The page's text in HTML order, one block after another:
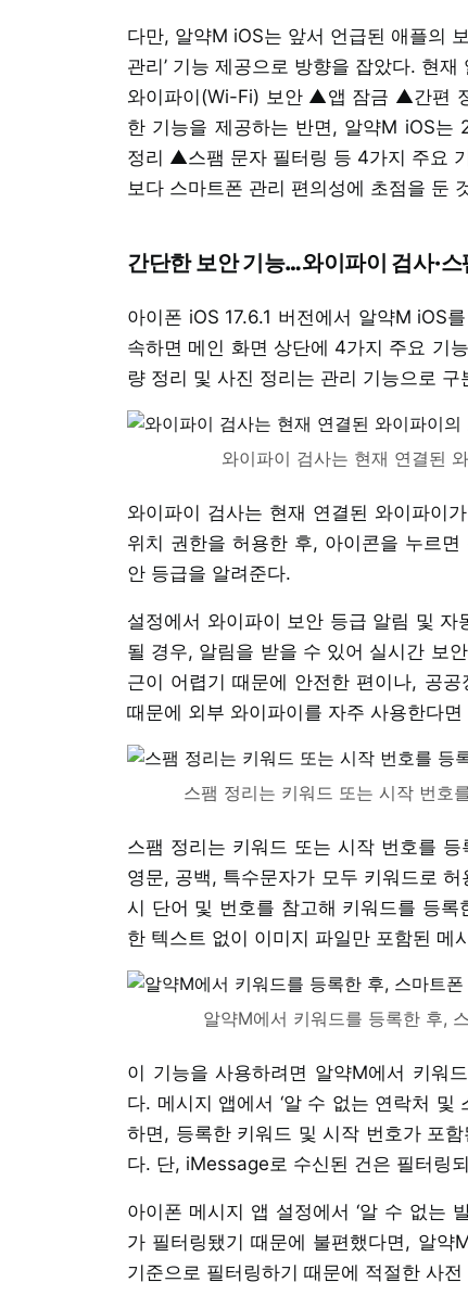
다만, 알약M iOS는 앞서 언급된 애플의
관리’ 기능 제공으로 방향을 잡았다. 현
와이파이(Wi-Fi) 보안 ▲앱 잠금 ▲간편
한 기능을 제공하는 반면, 알약M iOS
정리 ▲스팸 문자 필터링 등 4가지 주요
보다 스마트폰 관리 편의성에 초점을 둔
간단한 보안 기능…와이파이 검사·스
아이폰 iOS 17.6.1 버전에서 알약M iOS
속하면 메인 화면 상단에 4가지 주요 기
량 정리 및 사진 정리는 관리 기능으로 구
와이파이 검사는 현재 연결된
와이파이 검사는 현재 연결된 와이파이
위치 권한을 허용한 후, 아이콘을 누르
안 등급을 알려준다.
설정에서 와이파이 보안 등급 알림 및
될 경우, 알림을 받을 수 있어 실시간 보
근이 어렵기 때문에 안전한 편이나, 공
때문에 외부 와이파이를 자주 사용한다면
스팸 정리는 키워드 또는 시작 번호
스팸 정리는 키워드 또는 시작 번호를
영문, 공백, 특수문자가 모두 키워드로 허
시 단어 및 번호를 참고해 키워드를 등
한 텍스트 없이 이미지 파일만 포함된 메
알약M에서 키워드를 등록한 후,
이 기능을 사용하려면 알약M에서 키워
다. 메시지 앱에서 ‘알 수 없는 연락처 및
하면, 등록한 키워드 및 시작 번호가 포함
다. 단, iMessage로 수신된 건은 필터링
아이폰 메시지 앱 설정에서 ‘알 수 없는
가 필터링됐기 때문에 불편했다면, 알
기준으로 필터링하기 때문에 적절한 사